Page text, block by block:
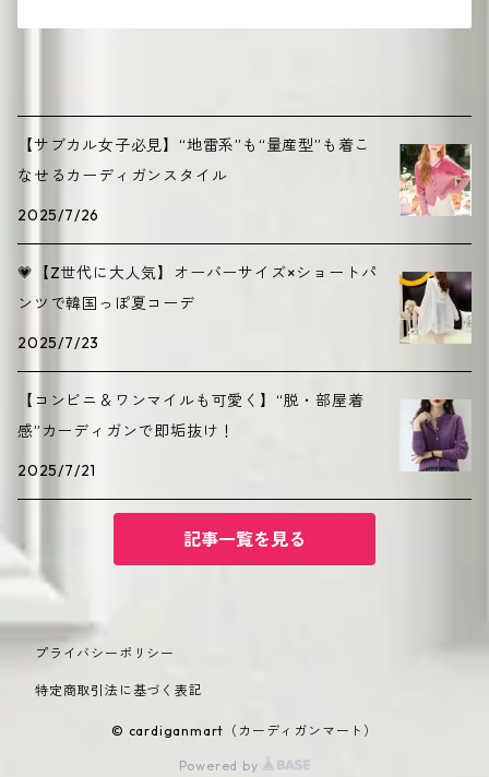
【サブカル女子必見】“地雷系”も“量産型”も着こ
なせるカーディガンスタイル
2025/7/26
💗【Z世代に大人気】オーバーサイズ×ショートパ
ンツで韓国っぽ夏コーデ
2025/7/23
【コンビニ＆ワンマイルも可愛く】“脱・部屋着
感”カーディガンで即垢抜け！
2025/7/21
記事一覧を見る
プライバシーポリシー
特定商取引法に基づく表記
© cardiganmart（カーディガンマート）
Powered by